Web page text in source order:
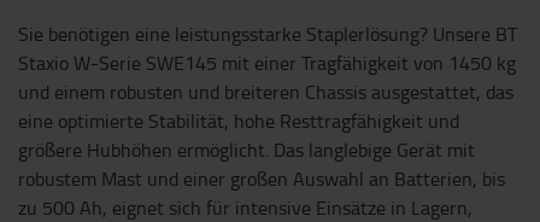
Sie benötigen eine leistungsstarke Staplerlösung? Unsere BT
Staxio W-Serie SWE145 mit einer Tragfähigkeit von 1450 kg
und einem robusten und breiteren Chassis ausgestattet, das
eine optimierte Stabilität, hohe Resttragfähigkeit und
größere Hubhöhen ermöglicht. Das langlebige Gerät mit
robustem Mast und einer großen Auswahl an Batterien, bis
zu 500 Ah, eignet sich für intensive Einsätze in Lagern,